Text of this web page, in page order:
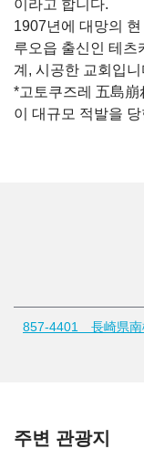
1907년에 대망의
루오읍 출신인 테
계, 시공한 교회입니
*고토쿠즈레 五島
이 대규모 적발을 당
857-4401 長崎県南
주변 관광지